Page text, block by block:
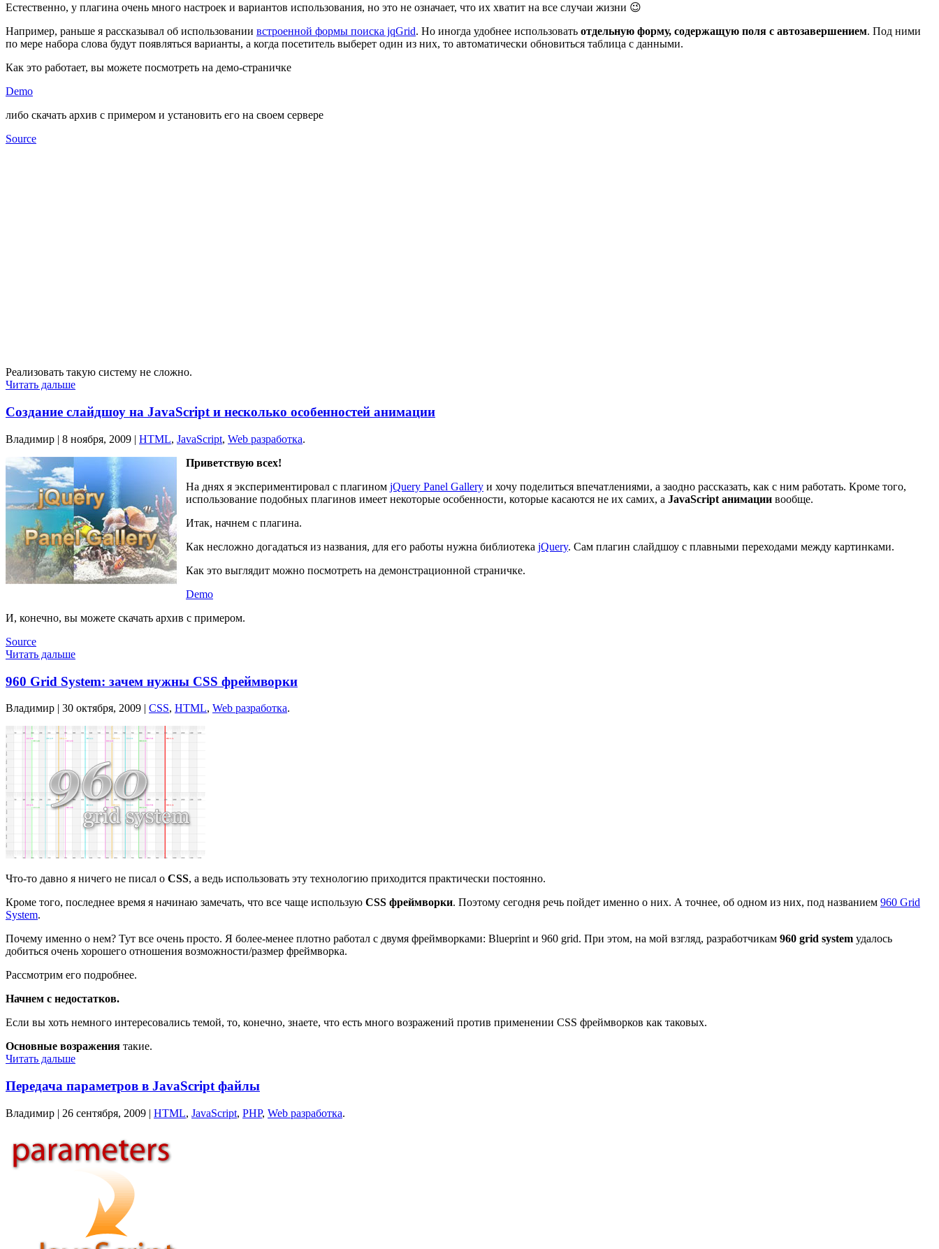
Естественно, у плагина очень много настроек и вариантов использования, но это не означает, что их хватит на все случаи жизни 😉
Например, раньше я рассказывал об использовании встроенной формы поиска jqGrid. Но иногда удобнее использовать отдельную форму, содержащую поля с автозавершением. Под ними
по мере набора слова будут появляться варианты, а когда посетитель выберет один из них, то автоматически обновиться таблица с данными.
Как это работает, вы можете посмотреть на демо-страничке
Demo
либо скачать архив с примером и установить его на своем сервере
Source
Реализовать такую систему не сложно.
Читать дальше
Создание слайдшоу на JavaScript и несколько особенностей анимации
Владимир | 8 ноября, 2009 | HTML, JavaScript, Web разработка.
Приветствую всех!
На днях я экспериментировал с плагином jQuery Panel Gallery и хочу поделиться впечатлениями, а заодно рассказать, как с ним работать. Кроме того,
использование подобных плагинов имеет некоторые особенности, которые касаются не их самих, а JavaScript анимации вообще.
Итак, начнем с плагина.
Как несложно догадаться из названия, для его работы нужна библиотека jQuery. Сам плагин слайдшоу с плавными переходами между картинками.
Как это выглядит можно посмотреть на демонстрационной страничке.
Demo
И, конечно, вы можете скачать архив с примером.
Source
Читать дальше
960 Grid System: зачем нужны CSS фреймворки
Владимир | 30 октября, 2009 | CSS, HTML, Web разработка.
Что-то давно я ничего не писал о CSS, а ведь использовать эту технологию приходится практически постоянно.
Кроме того, последнее время я начинаю замечать, что все чаще использую CSS фреймворки. Поэтому сегодня речь пойдет именно о них. А точнее, об одном из них, под названием 960 Grid
System.
Почему именно о нем? Тут все очень просто. Я более-менее плотно работал с двумя фреймворками: Blueprint и 960 grid. При этом, на мой взгляд, разработчикам 960 grid system удалось
добиться очень хорошего отношения возможности/размер фреймворка.
Рассмотрим его подробнее.
Начнем с недостатков.
Если вы хоть немного интересовались темой, то, конечно, знаете, что есть много возражений против применении CSS фреймворков как таковых.
Основные возражения такие.
Читать дальше
Передача параметров в JavaScript файлы
Владимир | 26 сентября, 2009 | HTML, JavaScript, PHP, Web разработка.